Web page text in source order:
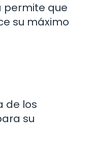
permite que
su máximo
de los
su